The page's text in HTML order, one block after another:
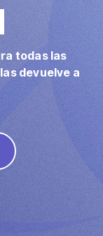
todas las
devuelve a